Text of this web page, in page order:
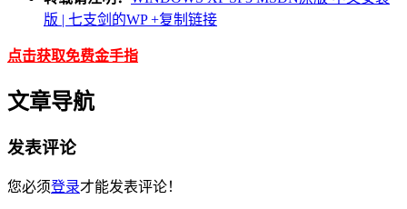
版 | 七支剑的WP+复制链接
点击获取免费金手指
文章导航
发表评论
您必须登录才能发表评论！